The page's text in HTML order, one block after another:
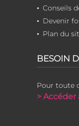
Conseils
Devenir
Plan du
BESOIN
Pour toute
> Accéder